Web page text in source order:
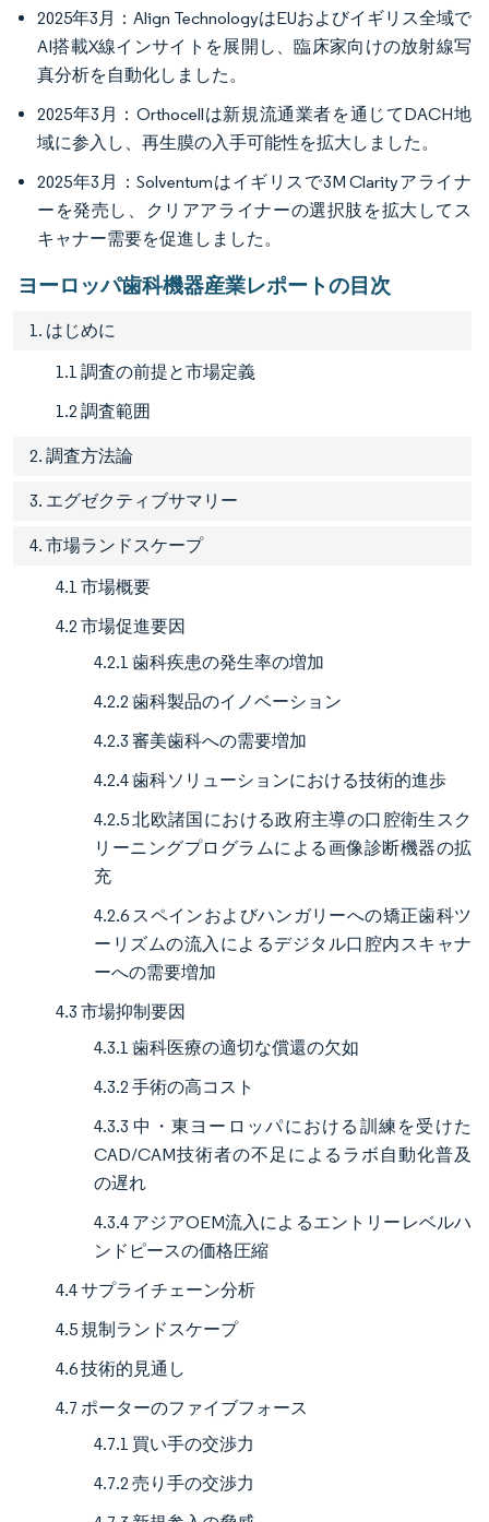
2025年3月：Align TechnologyはEUおよびイギリス全域で
AI搭載X線インサイトを展開し、臨床家向けの放射線写
真分析を自動化しました。
2025年3月：Orthocellは新規流通業者を通じてDACH地
域に参入し、再生膜の入手可能性を拡大しました。
2025年3月：Solventumはイギリスで3M Clarityアライナ
ーを発売し、クリアアライナーの選択肢を拡大してス
キャナー需要を促進しました。
ヨーロッパ歯科機器産業レポートの目次
1. はじめに
1.1 調査の前提と市場定義
1.2 調査範囲
2. 調査方法論
3. エグゼクティブサマリー
4. 市場ランドスケープ
4.1 市場概要
4.2 市場促進要因
4.2.1 歯科疾患の発生率の増加
4.2.2 歯科製品のイノベーション
4.2.3 審美歯科への需要増加
4.2.4 歯科ソリューションにおける技術的進歩
4.2.5 北欧諸国における政府主導の口腔衛生スク
リーニングプログラムによる画像診断機器の拡
充
4.2.6 スペインおよびハンガリーへの矯正歯科ツ
ーリズムの流入によるデジタル口腔内スキャナ
ーへの需要増加
4.3 市場抑制要因
4.3.1 歯科医療の適切な償還の欠如
4.3.2 手術の高コスト
4.3.3 中・東ヨーロッパにおける訓練を受けた
CAD/CAM技術者の不足によるラボ自動化普及
の遅れ
4.3.4 アジアOEM流入によるエントリーレベルハ
ンドピースの価格圧縮
4.4 サプライチェーン分析
4.5 規制ランドスケープ
4.6 技術的見通し
4.7 ポーターのファイブフォース
4.7.1 買い手の交渉力
4.7.2 売り手の交渉力